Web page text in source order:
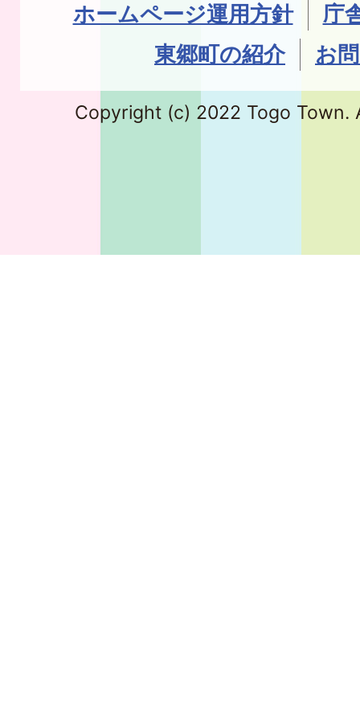
ホームページ運用方針
庁
東郷町の紹介
お
Copyright (c) 2022 Togo Town.